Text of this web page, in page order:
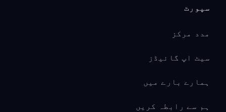
سپورٹ
مدد مرکز
سیٹ اپ گائیڈز
ہمارے بارے میں
ہم سے رابطہ کریں